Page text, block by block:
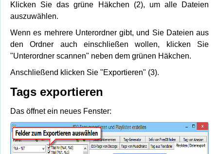
Klicken Sie das grüne Häkchen (2), um alle Dateien
auszuwählen.
Wenn es mehrere Unterordner gibt, und Sie Dateien aus
den Ordner auch einschließen wollen, klicken Sie
"Unterordner scannen" neben dem grünen Häkchen.
Anschließend klicken Sie "Exportieren" (3).
Tags exportieren
Das öffnet ein neues Fenster: